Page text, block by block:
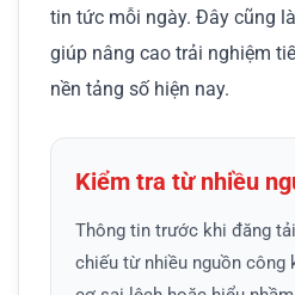
tin tức mỗi ngày. Đây cũng
giúp nâng cao trải nghiệm
nền tảng số hiện nay.
Kiểm tra từ nhiều
Thông tin trước khi đăng
chiếu từ nhiều nguồn công